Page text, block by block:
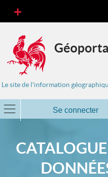
Le site de l'information
Se connecter